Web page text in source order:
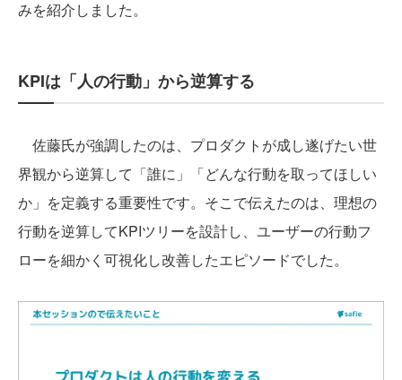
みを紹介しました。
KPIは「人の行動」から逆算する
佐藤氏が強調したのは、プロダクトが成し遂げたい世
界観から逆算して「誰に」「どんな行動を取ってほしい
か」を定義する重要性です。そこで伝えたのは、理想の
行動を逆算してKPIツリーを設計し、ユーザーの行動フ
ローを細かく可視化し改善したエピソードでした。